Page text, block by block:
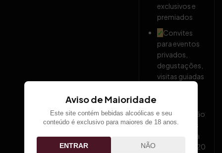
exclusivos e
premiados
✓Convites
para eventos
privados,
degustações,
visitas guiadas
✓Participação
opcional nas
20 Etapas da
Viticultura e 20
Aviso de Maioridade
Este site contém bebidas alcoólicas e seu
conteúdo é exclusivo para maiores de 18 anos.
ENTRAR NÃO